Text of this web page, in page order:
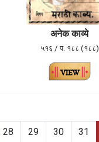
अनेक काव्ये
५१६ / प. १८८ (१८८)
28 29 30 31